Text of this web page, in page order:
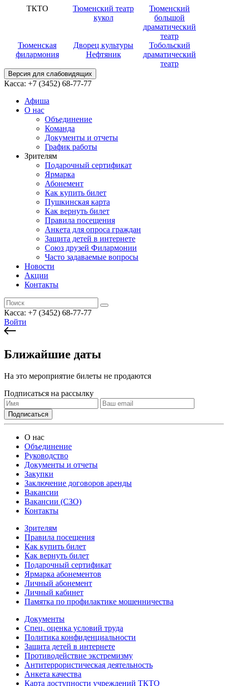
ТКТО
Тюменский театр
кукол
Тюменский
большой
драматический
театр
Тюменская
филармония
Дворец культуры
Нефтяник
Тобольский
драматический
театр
Версия для слабовидящих
Касса: +7 (3452) 68-77-77
Афиша
О нас
Объединение
Команда
Документы и отчеты
График работы
Зрителям
Подарочный сертификат
Ярмарка
Абонемент
Как купить билет
Пушкинская карта
Как вернуть билет
Правила посещения
Анкета для опроса граждан
Защита детей в интернете
Союз друзей Филармонии
Часто задаваемые вопросы
Новости
Акции
Контакты
Касса: +7 (3452) 68-77-77
Войти
Ближайшие даты
На это мероприятие билеты не продаются
Подписаться на рассылку
О нас
Объединение
Руководство
Документы и отчеты
Закупки
Заключение договоров аренды
Вакансии
Вакансии (СЗО)
Контакты
Зрителям
Правила посещения
Как купить билет
Как вернуть билет
Подарочный сертификат
Ярмарка абонементов
Личный абонемент
Личный кабинет
Памятка по профилактике мошенничества
Документы
Спец. оценка условий труда
Политика конфиденциальности
Защита детей в интернете
Противодействие экстремизму
Антитеррористическая деятельность
Анкета качества
Карта доступности учреждений ТКТО